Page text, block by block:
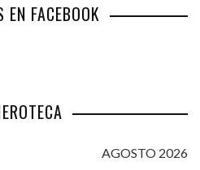
EN FACEBOOK
AGOSTO 2026